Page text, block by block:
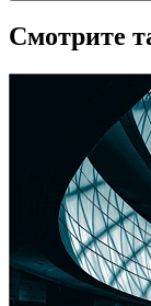
Смотрите